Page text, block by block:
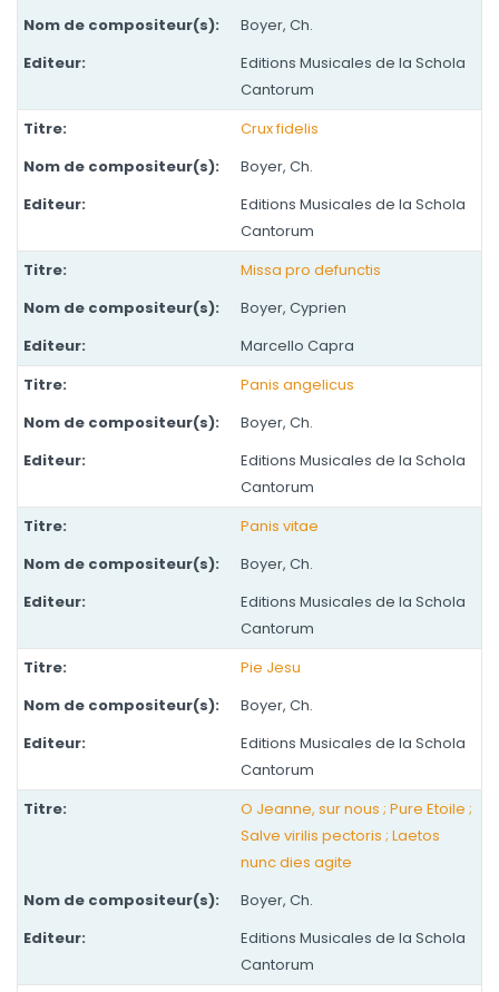
Boyer, Ch.
Editions Musicales de la Schola
Cantorum
Crux fidelis
Boyer, Ch.
Editions Musicales de la Schola
Cantorum
Missa pro defunctis
Boyer, Cyprien
Marcello Capra
Panis angelicus
Boyer, Ch.
Editions Musicales de la Schola
Cantorum
Panis vitae
Boyer, Ch.
Editions Musicales de la Schola
Cantorum
Pie Jesu
Boyer, Ch.
Editions Musicales de la Schola
Cantorum
O Jeanne, sur nous ; Pure Etoile ;
Salve virilis pectoris ; Laetos
nunc dies agite
Boyer, Ch.
Editions Musicales de la Schola
Cantorum